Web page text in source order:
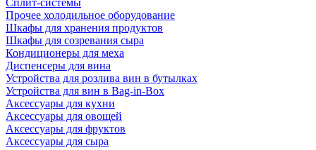
Сплит-системы
Прочее холодильное оборудование
Шкафы для хранения продуктов
Шкафы для созревания сыра
Кондиционеры для меха
Диспенсеры для вина
Устройства для розлива вин в бутылках
Устройства для вин в Bag-in-Box
Аксессуары для кухни
Аксессуары для овощей
Аксессуары для фруктов
Аксессуары для сыра